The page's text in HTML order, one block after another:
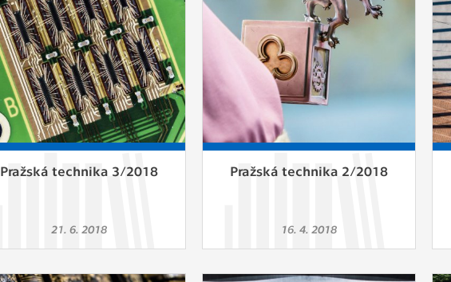
Pražská technika 3/2018
21. 6. 2018
Pražská technika 2/2018
16. 4. 2018